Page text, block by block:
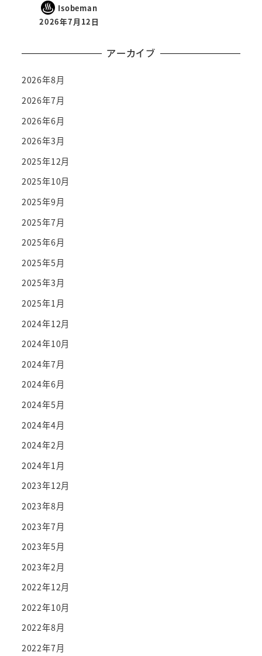
Isobeman
2026年7月12日
アーカイブ
2026年8月
2026年7月
2026年6月
2026年3月
2025年12月
2025年10月
2025年9月
2025年7月
2025年6月
2025年5月
2025年3月
2025年1月
2024年12月
2024年10月
2024年7月
2024年6月
2024年5月
2024年4月
2024年2月
2024年1月
2023年12月
2023年8月
2023年7月
2023年5月
2023年2月
2022年12月
2022年10月
2022年8月
2022年7月